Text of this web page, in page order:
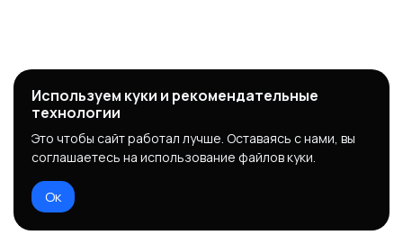
Используем куки и рекомендательные
технологии
Это чтобы сайт работал лучше. Оставаясь с нами, вы
соглашаетесь на использование файлов куки.
Ок